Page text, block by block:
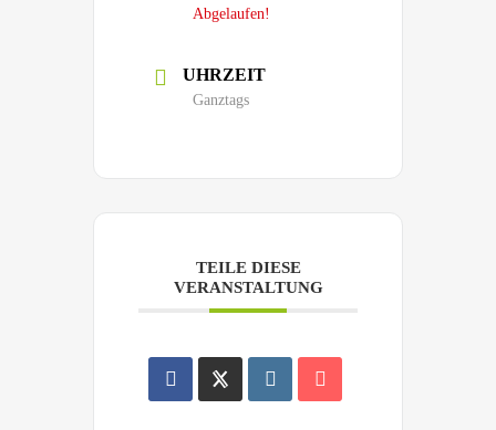
Abgelaufen!
UHRZEIT
Ganztags
TEILE DIESE
VERANSTALTUNG